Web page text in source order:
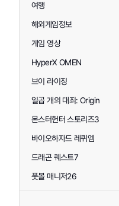
여행
해외게임정보
게임 영상
HyperX OMEN
브이 라이징
일곱 개의 대죄: Origin
몬스터헌터 스토리즈3
바이오하자드 레퀴엠
드래곤 퀘스트7
풋볼 매니저26